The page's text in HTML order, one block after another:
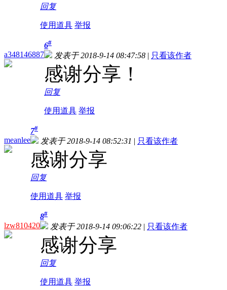
回复
使用道具 举报
a348146887
6#
发表于 2018-9-14 08:47:58 | 只看该作者
感谢分享！
回复
使用道具 举报
meanlee
7#
发表于 2018-9-14 08:52:31 | 只看该作者
感谢分享
回复
使用道具 举报
lzw810420
8#
发表于 2018-9-14 09:06:22 | 只看该作者
感谢分享
回复
使用道具 举报